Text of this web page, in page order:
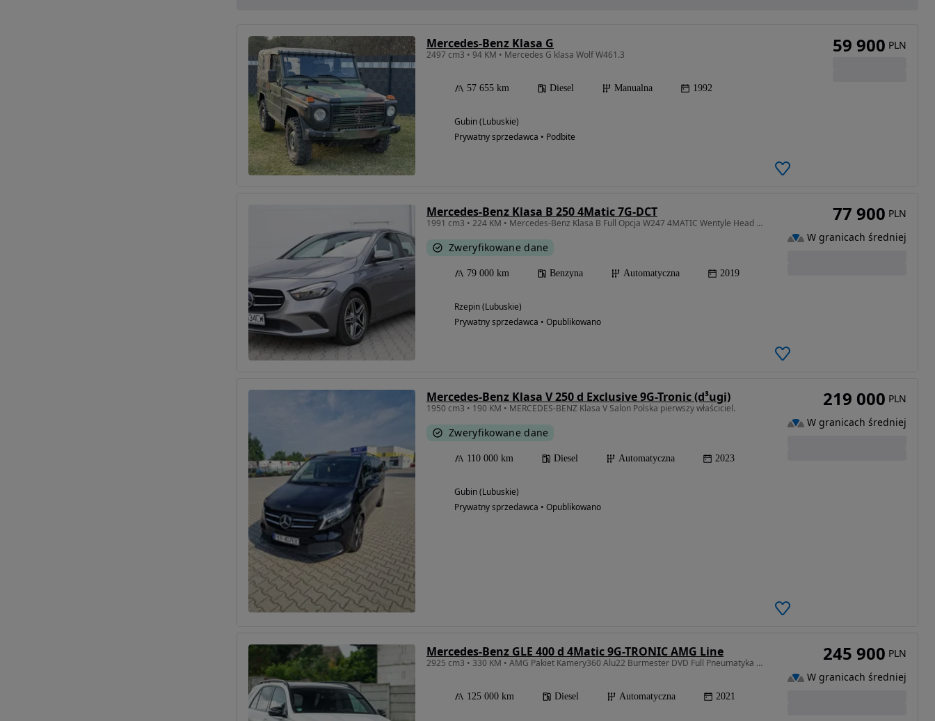
Mercedes-Benz Klasa G
2497 cm3 • 94 KM • Mercedes G klasa Wolf W461.3
57 655 km Diesel Manualna 1992
Gubin (Lubuskie)
Prywatny sprzedawca • Podbite
59 900 PLN
Mercedes-Benz Klasa B 250 4Matic 7G-DCT
1991 cm3 • 224 KM • Mercedes-Benz Klasa B Full Opcja W247 4MATIC Wentyle Head Up
Zweryfikowane dane
79 000 km Benzyna Automatyczna 2019
Rzepin (Lubuskie)
Prywatny sprzedawca • Opublikowano
77 900 PLN
W granicach średniej
Mercedes-Benz Klasa V 250 d Exclusive 9G-Tronic (d³ugi)
1950 cm3 • 190 KM • MERCEDES-BENZ Klasa V Salon Polska pierwszy właściciel.
Zweryfikowane dane
110 000 km Diesel Automatyczna 2023
Gubin (Lubuskie)
Prywatny sprzedawca • Opublikowano
219 000 PLN
W granicach średniej
Mercedes-Benz GLE 400 d 4Matic 9G-TRONIC AMG Line
2925 cm3 • 330 KM • AMG Pakiet Kamery360 Alu22 Burmester DVD Full Pneumatyka 7osobowy
125 000 km Diesel Automatyczna 2021
245 900 PLN
W granicach średniej